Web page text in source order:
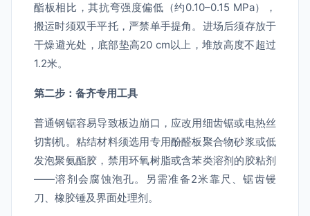
酯板相比，其抗弯强度偏低（约0.10–0.15 MPa），
搬运时须双手平托，严禁单手提角。进场后须存放于
干燥避光处，底部垫高20 cm以上，堆放高度不超过
1.2米。
第二步：备齐专用工具
普通钢锯容易导致板边崩口，应改用细齿锯或电热丝
切割机。粘结材料须选用专用酚醛板聚合物砂浆或低
发泡聚氨酯胶，禁用环氧树脂或含苯类溶剂的胶粘剂
——溶剂会腐蚀泡孔。另需准备2米靠尺、锯齿镘
刀、橡胶锤及界面处理剂。